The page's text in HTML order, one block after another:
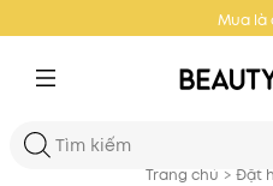
Mua là
Trang chủ > Đặt